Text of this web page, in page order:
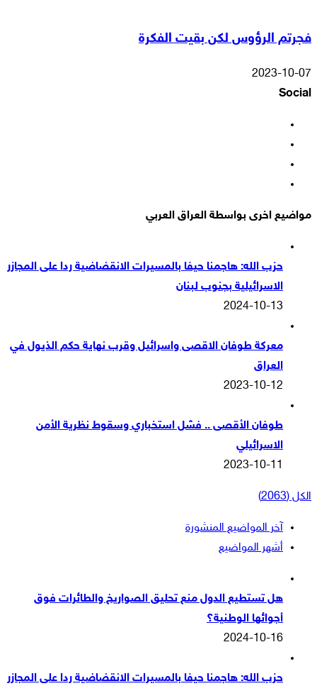
فجرتم الرؤوس لكن بقيت الفكرة
2023-10-07
Social
مواضيع اخرى بواسطة العراق العربي
حزب الله: هاجمنا حيفا بالمسيرات الانقضاضية ردا على المجازر
الاسرائيلية بجنوب لبنان
2024-10-13
معركة طوفان الاقصى واسرائيل وقرب نهاية حكم الذيول في
العراق
2023-10-12
طوفان الأقصى .. فشل استخباري وسقوط نظرية الأمن
الاسرائيلي
2023-10-11
الكل (2063)
آخر المواضيع المنشورة
أشهر المواضيع
هل تستطيع الدول منع تحليق الصواريخ والطائرات فوق
أجوائها الوطنية؟
2024-10-16
حزب الله: هاجمنا حيفا بالمسيرات الانقضاضية ردا على المجازر